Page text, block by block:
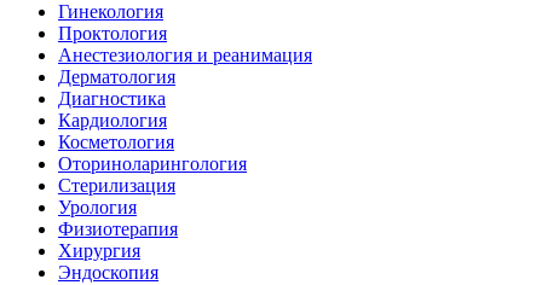
Гинекология
Проктология
Анестезиология и реанимация
Дерматология
Диагностика
Кардиология
Косметология
Оториноларингология
Стерилизация
Урология
Физиотерапия
Хирургия
Эндоскопия